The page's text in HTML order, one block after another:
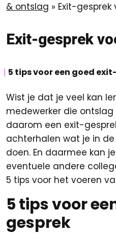
& ontslag » Exit-gesprek
Exit-gesprek
Wist je dat je veel kan
medewerker die
daarom een exit-
achterhalen wat je in
doen. En daarmee kan
eventuele andere
5 tips voor het voeren
5 tips voor
gesprek
5 tips voor een goed